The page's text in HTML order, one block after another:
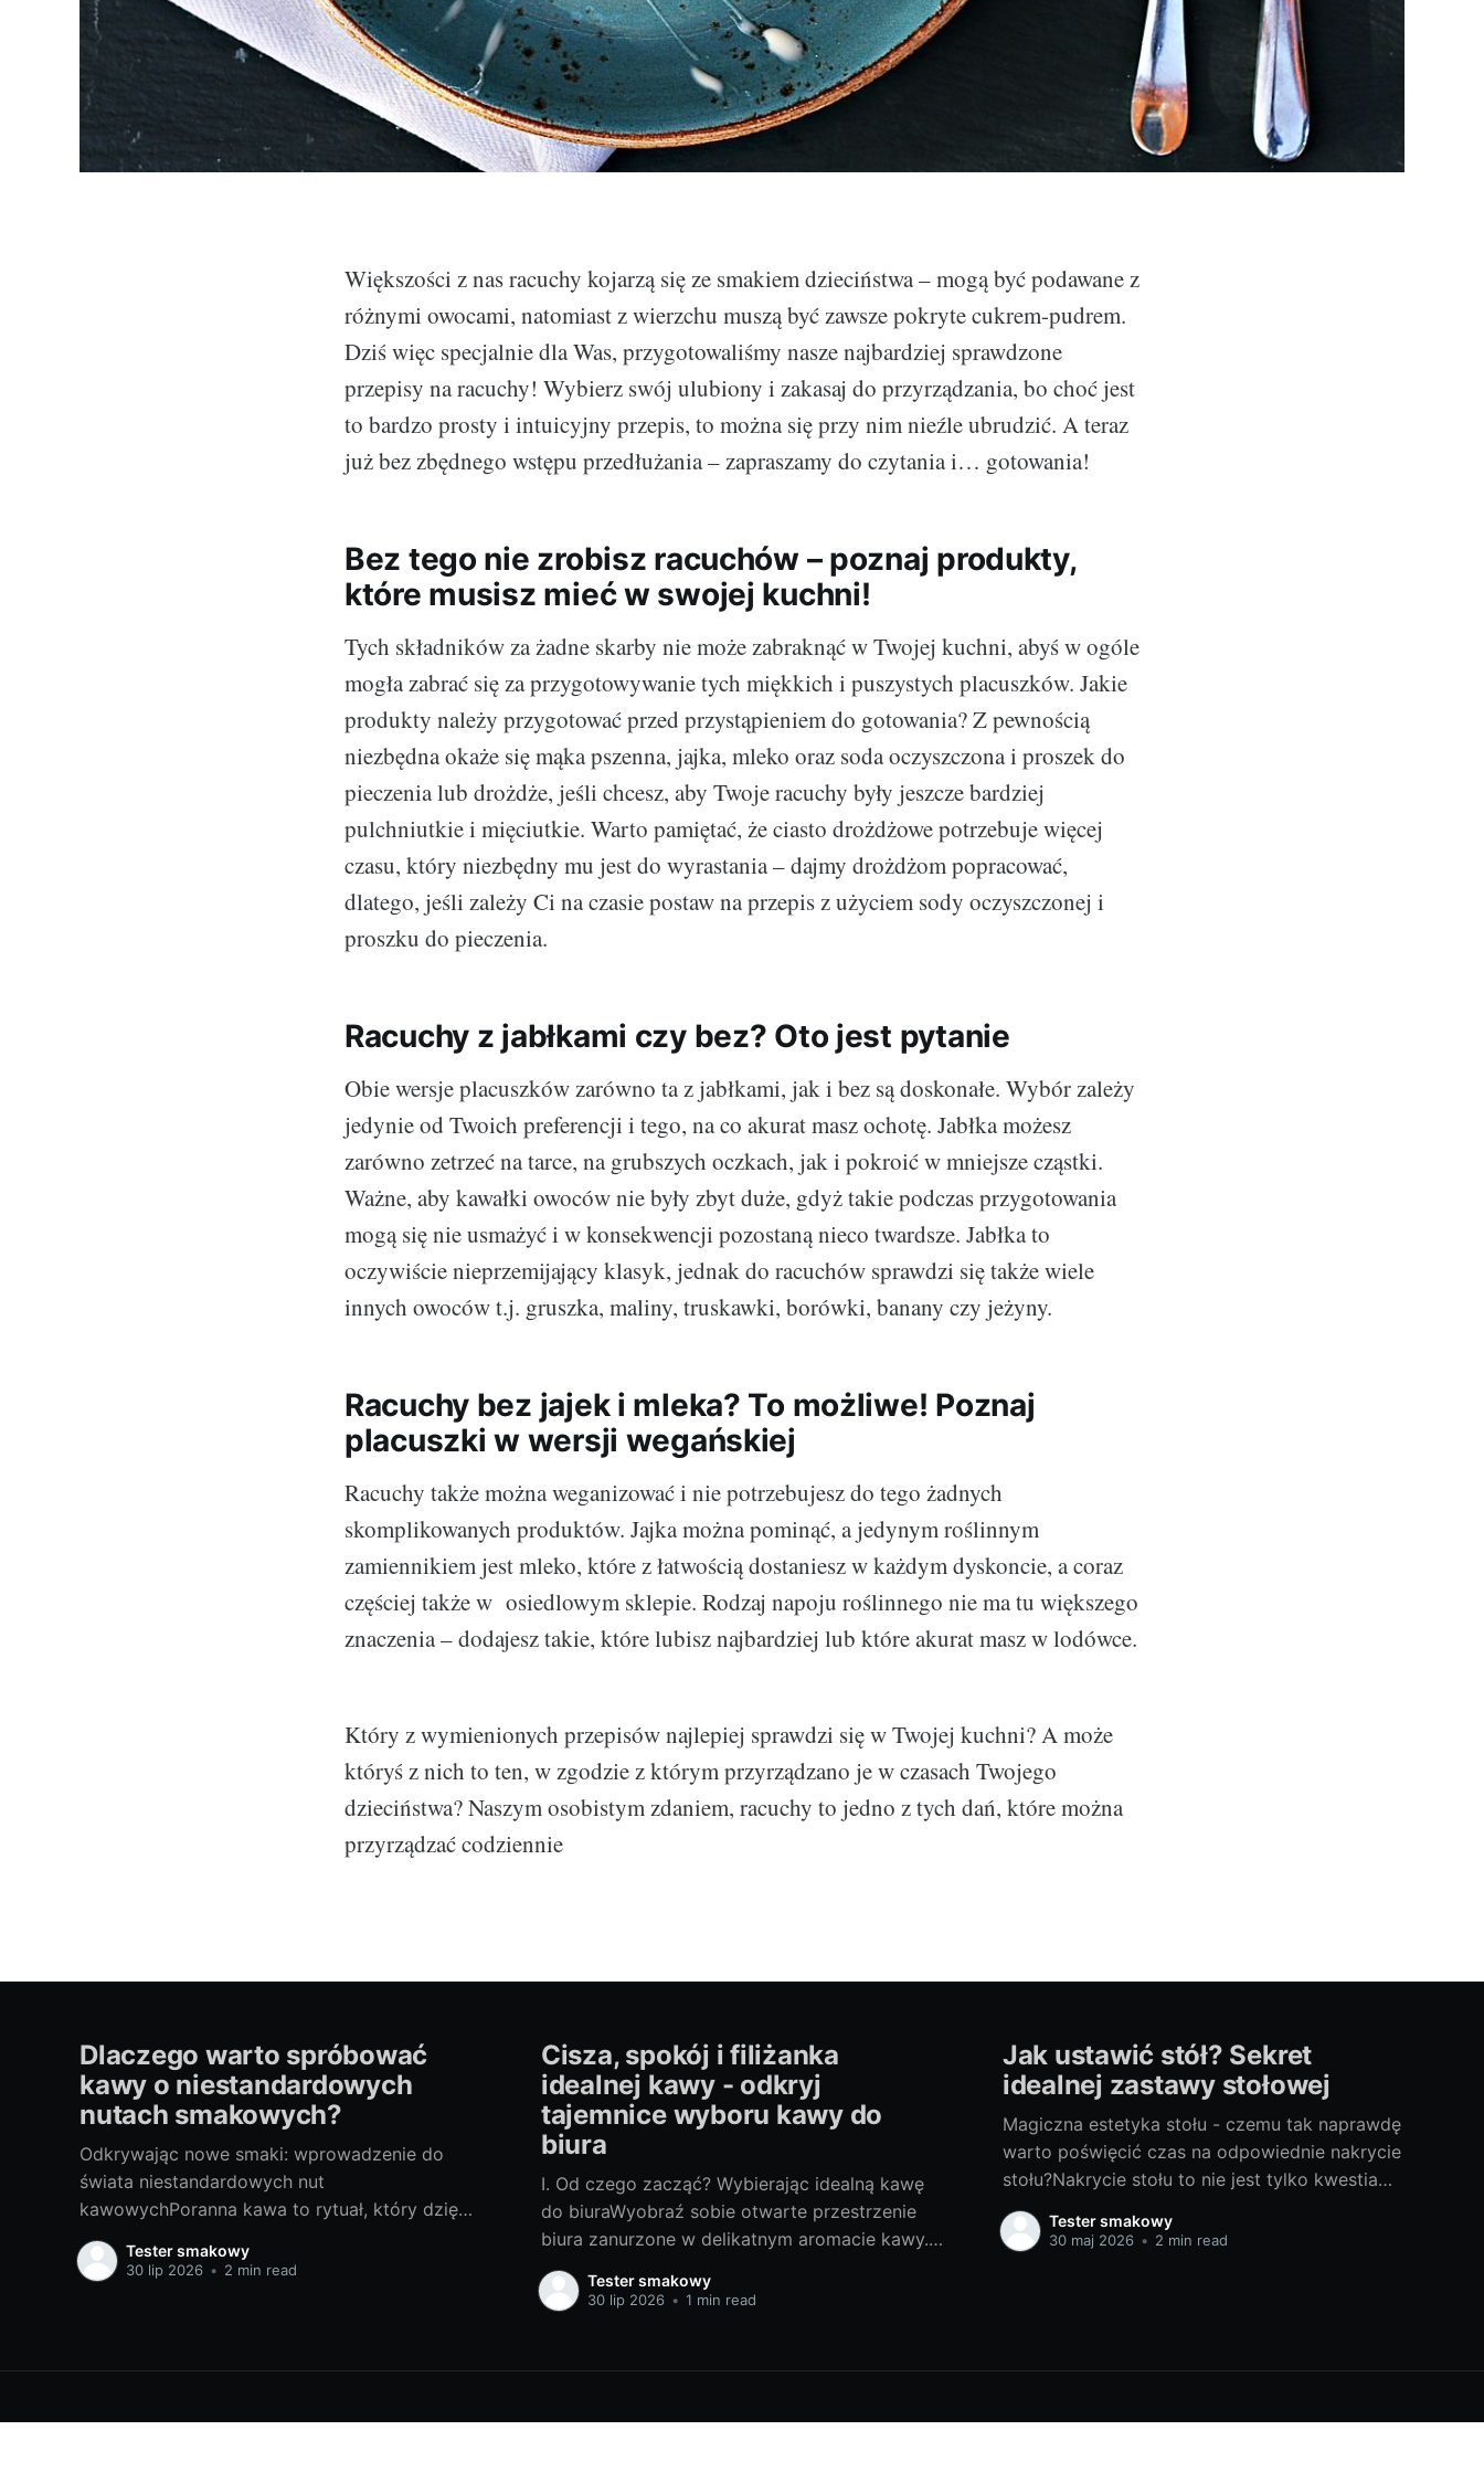
Większości z nas racuchy kojarzą się ze smakiem dzieciństwa – mogą być podawane z
różnymi owocami, natomiast z wierzchu muszą być zawsze pokryte cukrem-pudrem.
Dziś więc specjalnie dla Was, przygotowaliśmy nasze najbardziej sprawdzone
przepisy na racuchy! Wybierz swój ulubiony i zakasaj do przyrządzania, bo choć jest
to bardzo prosty i intuicyjny przepis, to można się przy nim nieźle ubrudzić. A teraz
już bez zbędnego wstępu przedłużania – zapraszamy do czytania i… gotowania!
Bez tego nie zrobisz racuchów – poznaj produkty,
które musisz mieć w swojej kuchni!
Tych składników za żadne skarby nie może zabraknąć w Twojej kuchni, abyś w ogóle
mogła zabrać się za przygotowywanie tych miękkich i puszystych placuszków. Jakie
produkty należy przygotować przed przystąpieniem do gotowania? Z pewnością
niezbędna okaże się mąka pszenna, jajka, mleko oraz soda oczyszczona i proszek do
pieczenia lub drożdże, jeśli chcesz, aby Twoje racuchy były jeszcze bardziej
pulchniutkie i mięciutkie. Warto pamiętać, że ciasto drożdżowe potrzebuje więcej
czasu, który niezbędny mu jest do wyrastania – dajmy drożdżom popracować,
dlatego, jeśli zależy Ci na czasie postaw na przepis z użyciem sody oczyszczonej i
proszku do pieczenia.
Racuchy z jabłkami czy bez? Oto jest pytanie
Obie wersje placuszków zarówno ta z jabłkami, jak i bez są doskonałe. Wybór zależy
jedynie od Twoich preferencji i tego, na co akurat masz ochotę. Jabłka możesz
zarówno zetrzeć na tarce, na grubszych oczkach, jak i pokroić w mniejsze cząstki.
Ważne, aby kawałki owoców nie były zbyt duże, gdyż takie podczas przygotowania
mogą się nie usmażyć i w konsekwencji pozostaną nieco twardsze. Jabłka to
oczywiście nieprzemijający klasyk, jednak do racuchów sprawdzi się także wiele
innych owoców t.j. gruszka, maliny, truskawki, borówki, banany czy jeżyny.
Racuchy bez jajek i mleka? To możliwe! Poznaj
placuszki w wersji wegańskiej
Racuchy także można weganizować i nie potrzebujesz do tego żadnych
skomplikowanych produktów. Jajka można pominąć, a jedynym roślinnym
zamiennikiem jest mleko, które z łatwością dostaniesz w każdym dyskoncie, a coraz
częściej także w osiedlowym sklepie. Rodzaj napoju roślinnego nie ma tu większego
znaczenia – dodajesz takie, które lubisz najbardziej lub które akurat masz w lodówce.
Który z wymienionych przepisów najlepiej sprawdzi się w Twojej kuchni? A może
któryś z nich to ten, w zgodzie z którym przyrządzano je w czasach Twojego
dzieciństwa? Naszym osobistym zdaniem, racuchy to jedno z tych dań, które można
przyrządzać codziennie
Dlaczego warto spróbować
kawy o niestandardowych
nutach smakowych?
Odkrywając nowe smaki: wprowadzenie do
świata niestandardowych nut
kawowychPoranna kawa to rytuał, który dzięki
sile swych aromatów potrafi rozbudzić nas do
życia. Większość z nas nie wyobraża sobie
roślina? Oto małe
Tester smakowy
30 lip 2026 • 2 min read
Cisza, spokój i filiżanka
idealnej kawy - odkryj
tajemnice wyboru kawy do
biura
I. Od czego zacząć? Wybierając idealną kawę
do biuraWyobraź sobie otwarte przestrzenie
biura zanurzone w delikatnym aromacie kawy.
Wydaje się idealne, prawda? Ale od czego
zacząć? Jaką kawę do biura wybrać? Z
wyborze, który będzie satysfakcjonował różne
Tester smakowy
30 lip 2026 • 1 min read
Jak ustawić stół? Sekret
idealnej zastawy stołowej
Magiczna estetyka stołu - czemu tak naprawdę
warto poświęcić czas na odpowiednie nakrycie
stołu?Nakrycie stołu to nie jest tylko kwestia
praktyczna, ale także estetyczna. Idealne
nakrycie stołu potrafi w magiczny sposób
Tester smakowy
30 maj 2026 • 2 min read